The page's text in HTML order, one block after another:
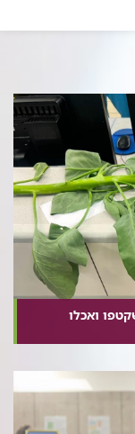
ואכלו